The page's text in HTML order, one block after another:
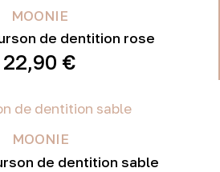
MOONIE
de dentition rose
22,90 €
MOONIE
de dentition sable